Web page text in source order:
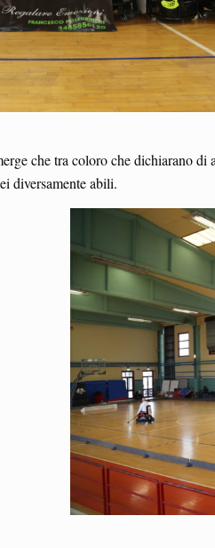
che tra coloro che dichiarano
diversamente abili.